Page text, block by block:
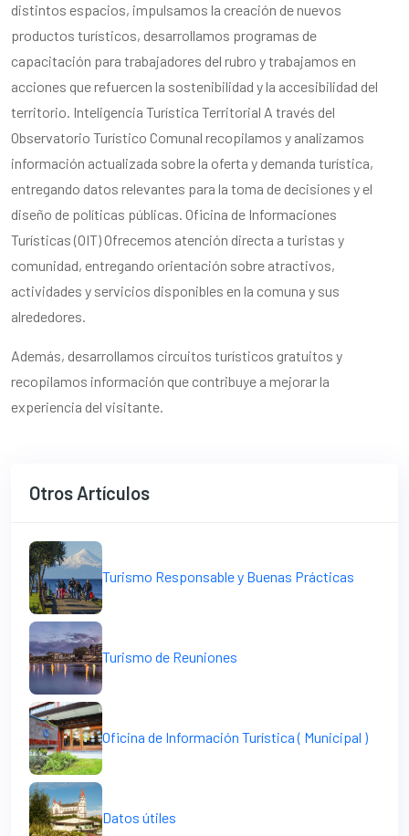
distintos espacios, impulsamos la creación de nuevos
productos turísticos, desarrollamos programas de
capacitación para trabajadores del rubro y trabajamos en
acciones que refuercen la sostenibilidad y la accesibilidad del
territorio. Inteligencia Turística Territorial A través del
Observatorio Turístico Comunal recopilamos y analizamos
información actualizada sobre la oferta y demanda turística,
entregando datos relevantes para la toma de decisiones y el
diseño de políticas públicas. Oficina de Informaciones
Turísticas (OIT) Ofrecemos atención directa a turistas y
comunidad, entregando orientación sobre atractivos,
actividades y servicios disponibles en la comuna y sus
alrededores.
Además, desarrollamos circuitos turísticos gratuitos y
recopilamos información que contribuye a mejorar la
experiencia del visitante.
Otros Artículos
Turismo Responsable y Buenas Prácticas
Turismo de Reuniones
Oficina de Información Turística ( Municipal )
Datos útiles